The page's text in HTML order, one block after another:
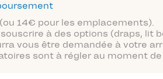
14€ pour les emplacements).
à des options (draps, lit
vous être demandée à votre
sont à régler au moment